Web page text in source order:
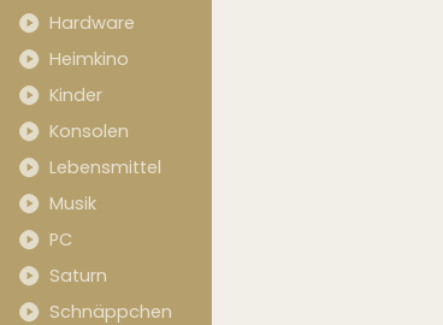
Hardware
Heimkino
Kinder
Konsolen
Lebensmittel
Musik
PC
Saturn
Schnäppchen